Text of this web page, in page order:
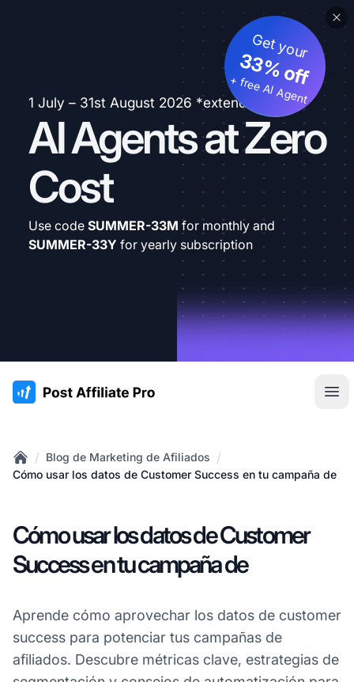
1 July – 31st August 2026 *extended
AI Agents at Zero
Cost
Get your
33% off
+ free AI Agent
Use code SUMMER-33M for monthly and
SUMMER-33Y for yearly subscription
:site.title
Home
/ Blog de Marketing de Afiliados /
Cómo usar los datos de Customer Success en tu campaña de
Cómo usar los datos de Customer
Success en tu campaña de
Aprende cómo aprovechar los datos de customer
success para potenciar tus campañas de
afiliados. Descubre métricas clave, estrategias de